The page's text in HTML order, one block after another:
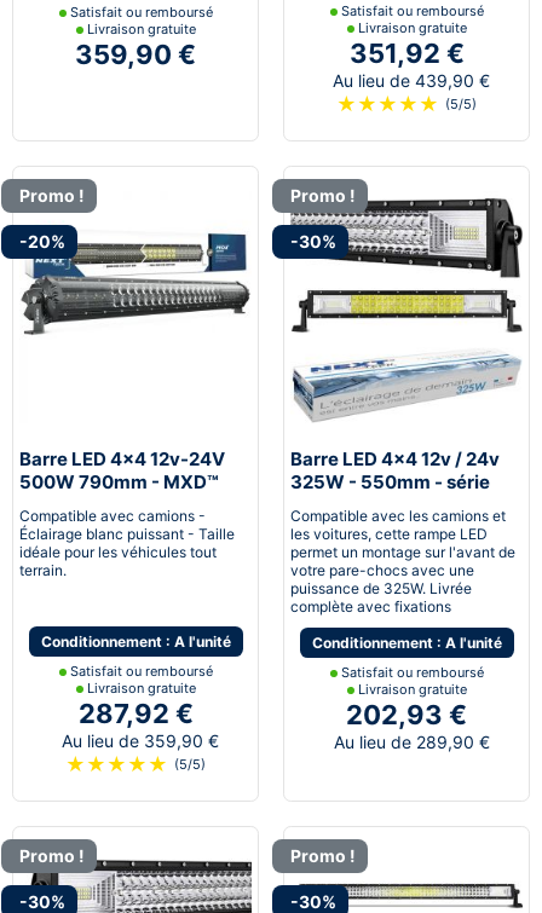
Satisfait ou remboursé
Livraison gratuite
359,90 €
Satisfait ou remboursé
Livraison gratuite
351,92 €
Au lieu de 439,90 €
★ ★ ★ ★ ★ (5/5)
Promo !
-20%
Barre LED 4x4 12v-24V
500W 790mm - MXD™
Compatible avec camions -
Éclairage blanc puissant - Taille
idéale pour les véhicules tout
terrain.
Conditionnement : A l'unité
Satisfait ou remboursé
Livraison gratuite
287,92 €
Au lieu de 359,90 €
★ ★ ★ ★ ★ (5/5)
Promo !
-30%
Barre LED 4x4 12v / 24v
325W - 550mm - série
NTX™
Compatible avec les camions et
les voitures, cette rampe LED
permet un montage sur l'avant de
votre pare-chocs avec une
puissance de 325W. Livrée
complète avec fixations
Conditionnement : A l'unité
Satisfait ou remboursé
Livraison gratuite
202,93 €
Au lieu de 289,90 €
Promo !
-30%
Promo !
-30%